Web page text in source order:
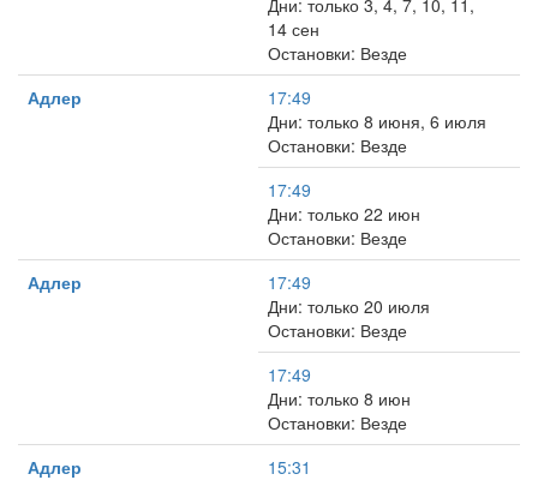
Дни: только 3, 4, 7, 10, 11,
14 сен
Остановки: Везде
Адлер
17:49
Дни: только 8 июня, 6 июля
Остановки: Везде
17:49
Дни: только 22 июн
Остановки: Везде
Адлер
17:49
Дни: только 20 июля
Остановки: Везде
17:49
Дни: только 8 июн
Остановки: Везде
Адлер
15:31